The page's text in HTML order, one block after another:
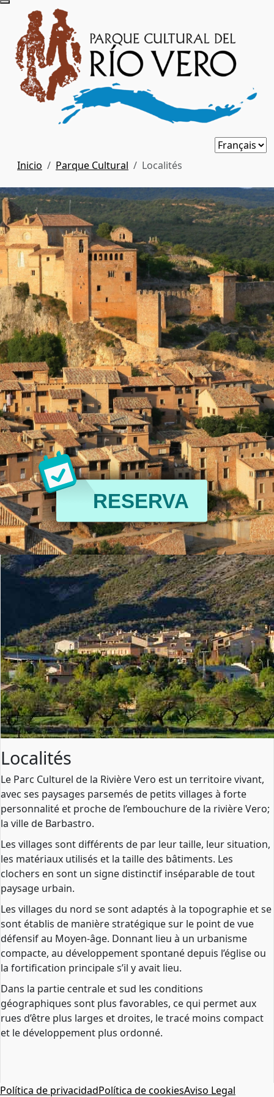
Inicio Parque Cultural Localités
RESERVA
Localités
Le Parc Culturel de la Rivière Vero est un territoire vivant,
avec ses paysages parsemés de petits villages à forte
personnalité et proche de l’embouchure de la rivière Vero;
la ville de Barbastro.
Les villages sont différents de par leur taille, leur situation,
les matériaux utilisés et la taille des bâtiments. Les
clochers en sont un signe distinctif inséparable de tout
paysage urbain.
Les villages du nord se sont adaptés à la topographie et se
sont établis de manière stratégique sur le point de vue
défensif au Moyen-âge. Donnant lieu à un urbanisme
compacte, au développement spontané depuis l’église ou
la fortification principale s’il y avait lieu.
Dans la partie centrale et sud les conditions
géographiques sont plus favorables, ce qui permet aux
rues d’être plus larges et droites, le tracé moins compact
et le développement plus ordonné.
Política de privacidadPolítica de cookiesAviso Legal